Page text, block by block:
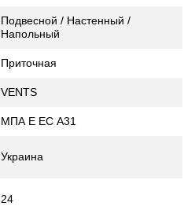
Подвесной / Настенный /
Напольный
Приточная
VENTS
МПА Е ЕС А31
Украина
24